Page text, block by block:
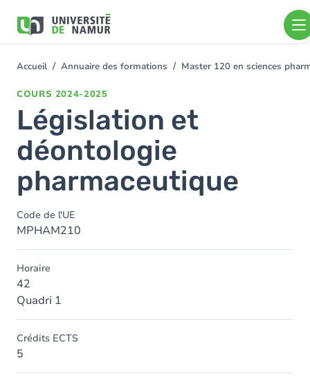
contenu
You
Accueil Annuaire des formations Master 120 en sciences
COURS 2024-2025
Législation et
déontologie
pharmaceutique
Code de l'UE
MPHAM210
Horaire
42
Quadri 1
Crédits ECTS
5